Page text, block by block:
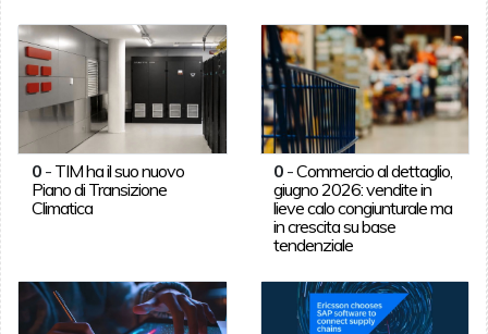
0- TIM ha il suo nuovo
Piano di Transizione
Climatica
0 -Commercio al dettaglio,
giugno 2026: vendite in
lieve calo congiunturale ma
in crescita su base
tendenziale